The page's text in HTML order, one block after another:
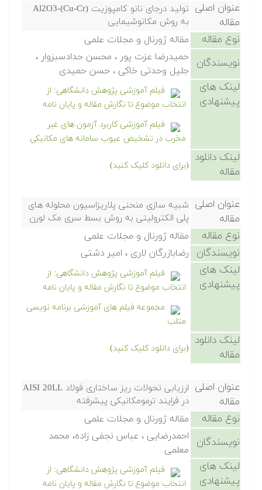
عنوان اصلی
مقاله
تولید درجای نانو کامپوزیت (Cu-Cr)-Al2O3
به روش مکانوشیمایی
نوع مقاله مقاله ژورنال و مجلات علمی
نویسندگان
حمیدرضا عزت پور ، محسن حدادسبزوار ،
جلیل وحدتی خاکی ، حسن حمیدی
لینک های
پیشنهادی
فیلم آموزشی پژوهش دانشگاهی: از
انتخاب موضوع تا نگارش مقاله و پایان نامه
فیلم آموزشی کاربرد آزمون های غیر
مخرب در تشخیص عیوب سامانه های مکانیکی
لینک دانلود
مقاله
(برای دانلود کلیک کنید)
عنوان اصلی
مقاله
شبیه سازی منحنی پلاریزاسیون محلوله های
پلی الکترولیتی به روش بسط سری مک لورن
نوع مقاله مقاله ژورنال و مجلات علمی
نویسندگان رضابازرگان لاری ، امیر دشتی
لینک های
پیشنهادی
فیلم آموزشی پژوهش دانشگاهی: از
انتخاب موضوع تا نگارش مقاله و پایان نامه
مجموعه فیلم های آموزشی برنامه نویسی
متلب
لینک دانلود
مقاله
(برای دانلود کلیک کنید)
عنوان اصلی
مقاله
ارزیابی تحولات ریز ساختاری فولاد AISI 20LL
در فرایند ترمومکانیکی پیشرفته
نوع مقاله مقاله ژورنال و مجلات علمی
نویسندگان
احمدرضایی ، عباس نجفی زاده، محمد
معلمی
لینک های
پیشنهادی
فیلم آموزشی پژوهش دانشگاهی: از
انتخاب موضوع تا نگارش مقاله و پایان نامه